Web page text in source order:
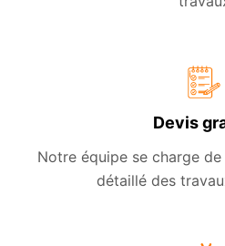
Devis
Notre équipe se charge
détaillé des